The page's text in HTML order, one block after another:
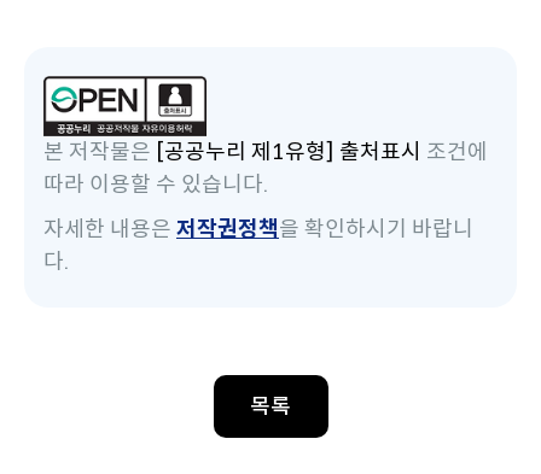
본 저작물은 [공공누리 제1유형] 출처표시 조건에
따라 이용할 수 있습니다.
자세한 내용은 저작권정책을 확인하시기 바랍니
다.
목록